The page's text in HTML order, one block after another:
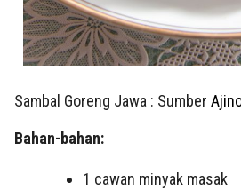
Sambal Goreng Jawa : Sumber
Bahan-bahan:
1 cawan minyak masak